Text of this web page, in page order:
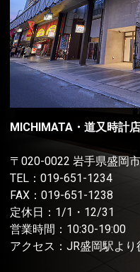
MICHIMATA・道又時計店
〒020-0022 岩手県盛岡
TEL： 019-651-1234
FAX：019-651-1238
定休日：1/1・12/31
営業時間：10:30-19:00
アクセス：JR盛岡駅より